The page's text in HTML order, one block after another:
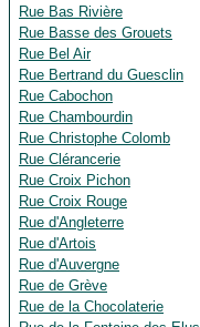
Rue Bas Rivière
Rue Basse des Grouets
Rue Bel Air
Rue Bertrand du Guesclin
Rue Cabochon
Rue Chambourdin
Rue Christophe Colomb
Rue Clérancerie
Rue Croix Pichon
Rue Croix Rouge
Rue d'Angleterre
Rue d'Artois
Rue d'Auvergne
Rue de Grève
Rue de la Chocolaterie